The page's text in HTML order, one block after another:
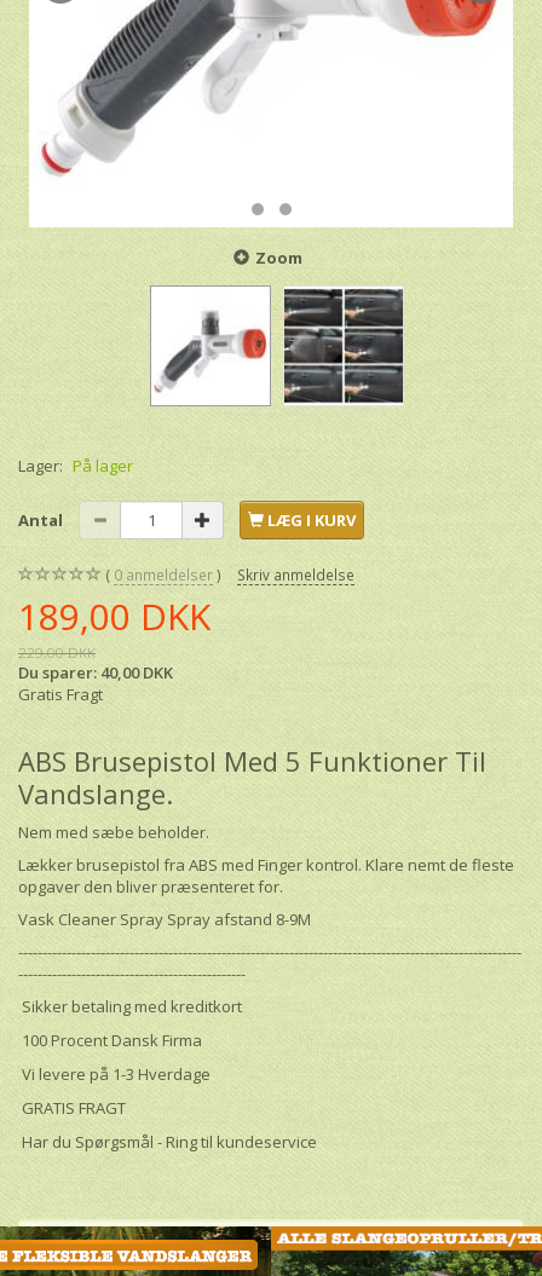
Zoom
Lager: På lager
Antal LÆG I KURV
0 anmeldelser Skriv anmeldelse
189,00 DKK
229,00 DKK
Du sparer: 40,00 DKK
Gratis Fragt
ABS Brusepistol Med 5 Funktioner Til
Vandslange.
Nem med sæbe beholder.
Lækker brusepistol fra ABS med Finger kontrol. Klare nemt de fleste
opgaver den bliver præsenteret for.
Vask Cleaner Spray Spray afstand 8-9M
--------------------------------------------------------------------------------------------------------
-----------------------------------------------
Sikker betaling med kreditkort
100 Procent Dansk Firma
Vi levere på 1-3 Hverdage
GRATIS FRAGT
Har du Spørgsmål - Ring til kundeservice